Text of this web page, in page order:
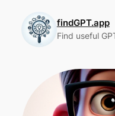
content
findGPT.app
Find useful